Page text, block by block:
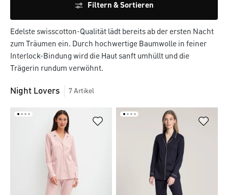
Filtern & Sortieren
Edelste swisscotton-Qualität lädt bereits ab der ersten Nacht
zum Träumen ein. Durch hochwertige Baumwolle in feiner
Interlock-Bindung wird die Haut sanft umhüllt und die
Trägerin rundum verwöhnt.
Night Lovers 7 Artikel